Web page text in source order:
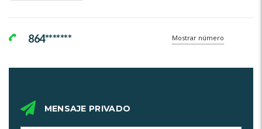
864******* Mostrar número
MENSAJE PRIVADO